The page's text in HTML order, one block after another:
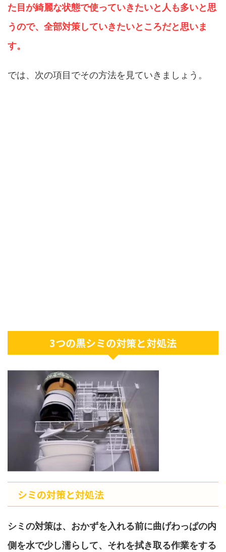
た目が綺麗な状態で使っていきたいと人も多いと思
うので、全部対策していきたいところだと思いま
す。
では、次の項目でその方法を見ていきましょう。
3つの黒シミの対策と対処法
シミの対策と対処法
シミの対策は、おかずを入れる前に曲げわっぱの内
側を水で少し濡らして、それを拭き取る作業をする